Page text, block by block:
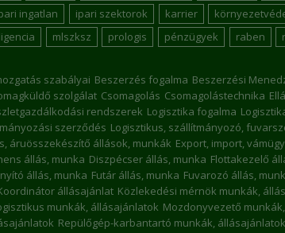
ingatlan ipari szektorok karrier
mlszksz prologis pénzügyek raben
szabályai Beszerzés fogalma Beszerzési
szolgálat Csomagolás Csomagolástechnika
rendszerek Logisztika fogalma
szerződés Logisztikus, szállítmányozó,
áruösszekészítő állások, munkák Export, import,
állás, munka Diszpécser állás, munka Flottakezelő
állás, munka Futár állás, munka Fuvarozó állás,
állásajánlat Közlekedési mérnök munkák,
munkák, állásajánlatok Mozdonyvezető
Repülőgép-karbantartó munkák, állásajánlatok